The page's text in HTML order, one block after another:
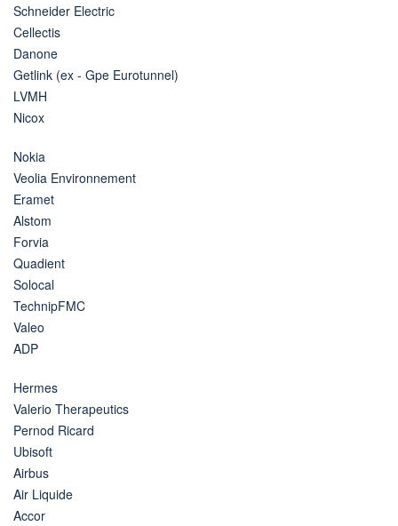
Schneider Electric
Cellectis
Danone
Getlink (ex - Gpe Eurotunnel)
LVMH
Nicox
Nokia
Veolia Environnement
Eramet
Alstom
Forvia
Quadient
Solocal
TechnipFMC
Valeo
ADP
Hermes
Valerio Therapeutics
Pernod Ricard
Ubisoft
Airbus
Air Liquide
Accor